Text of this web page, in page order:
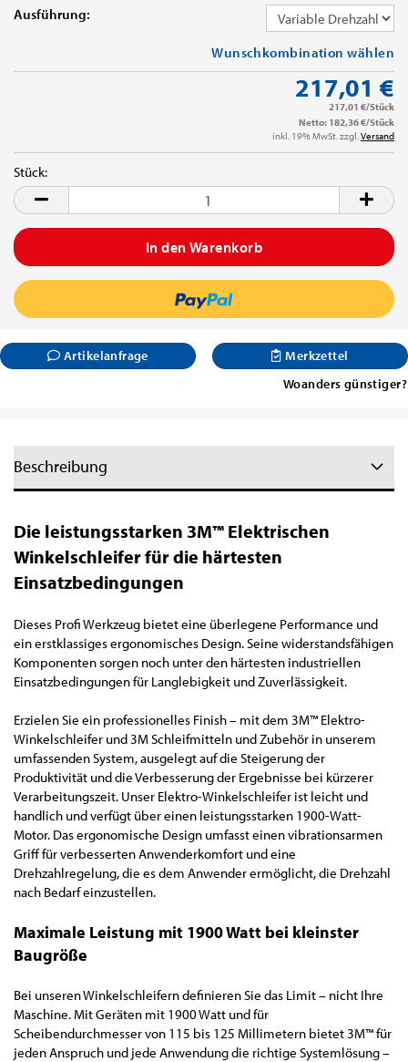
Ausführung:
Wunschkombination wählen
217,01 €
217,01 €/Stück
Netto: 182,36 €/Stück
inkl. 19% MwSt. zzgl.Versand
Stück:
Stück
Artikelanfrage
Merkzettel
Woanders günstiger?
Beschreibung
Die leistungsstarken 3M™ Elektrischen
Winkelschleifer für die härtesten
Einsatzbedingungen
Dieses Profi Werkzeug bietet eine überlegene Performance und
ein erstklassiges ergonomisches Design. Seine widerstandsfähigen
Komponenten sorgen noch unter den härtesten industriellen
Einsatzbedingungen für Langlebigkeit und Zuverlässigkeit.
Erzielen Sie ein professionelles Finish – mit dem 3M™ Elektro-
Winkelschleifer und 3M Schleifmitteln und Zubehör in unserem
umfassenden System, ausgelegt auf die Steigerung der
Produktivität und die Verbesserung der Ergebnisse bei kürzerer
Verarbeitungszeit. Unser Elektro-Winkelschleifer ist leicht und
handlich und verfügt über einen leistungsstarken 1900-Watt-
Motor. Das ergonomische Design umfasst einen vibrationsarmen
Griff für verbesserten Anwenderkomfort und eine
Drehzahlregelung, die es dem Anwender ermöglicht, die Drehzahl
nach Bedarf einzustellen.
Maximale Leistung mit 1900 Watt bei kleinster
Baugröße
Bei unseren Winkelschleifern definieren Sie das Limit – nicht Ihre
Maschine. Mit Geräten mit 1900 Watt und für
Scheibendurchmesser von 115 bis 125 Millimetern bietet 3M™ für
jeden Anspruch und jede Anwendung die richtige Systemlösung –